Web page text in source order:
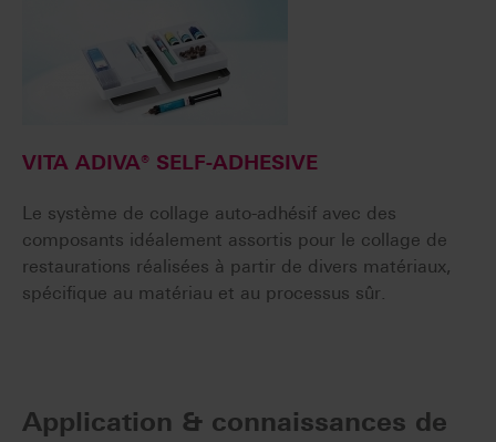
VITA ADIVA® SELF-ADHESIVE
Le système de collage auto-adhésif avec des
composants idéalement assortis pour le collage de
restaurations réalisées à partir de divers matériaux,
spécifique au matériau et au processus sûr.
Application & connaissances de